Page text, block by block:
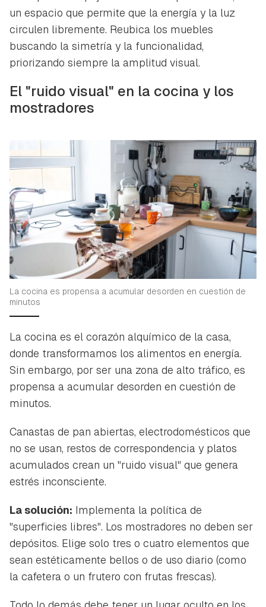
un espacio que permite que la energía y la luz
circulen libremente. Reubica los muebles
buscando la simetría y la funcionalidad,
priorizando siempre la amplitud visual.
El "ruido visual" en la cocina y los
mostradores
La cocina es propensa a acumular desorden en cuestión de
minutos
La cocina es el corazón alquímico de la casa,
donde transformamos los alimentos en energía.
Sin embargo, por ser una zona de alto tráfico, es
propensa a acumular desorden en cuestión de
minutos.
Canastas de pan abiertas, electrodomésticos que
no se usan, restos de correspondencia y platos
acumulados crean un "ruido visual" que genera
estrés inconsciente.
La solución: Implementa la política de
"superficies libres". Los mostradores no deben ser
depósitos. Elige solo tres o cuatro elementos que
sean estéticamente bellos o de uso diario (como
la cafetera o un frutero con frutas frescas).